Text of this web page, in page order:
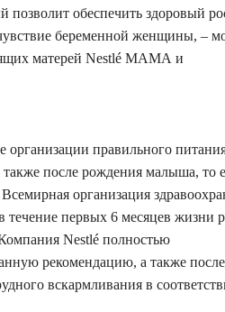
позволит обеспечить здоровый
беременной женщины, –
матерей Nestlé МАМА и
организации правильного
также после рождения малыша, то
организация
течение первых 6 месяцев жизни
Nestlé полностью
рекомендацию, а также
вскармливания в